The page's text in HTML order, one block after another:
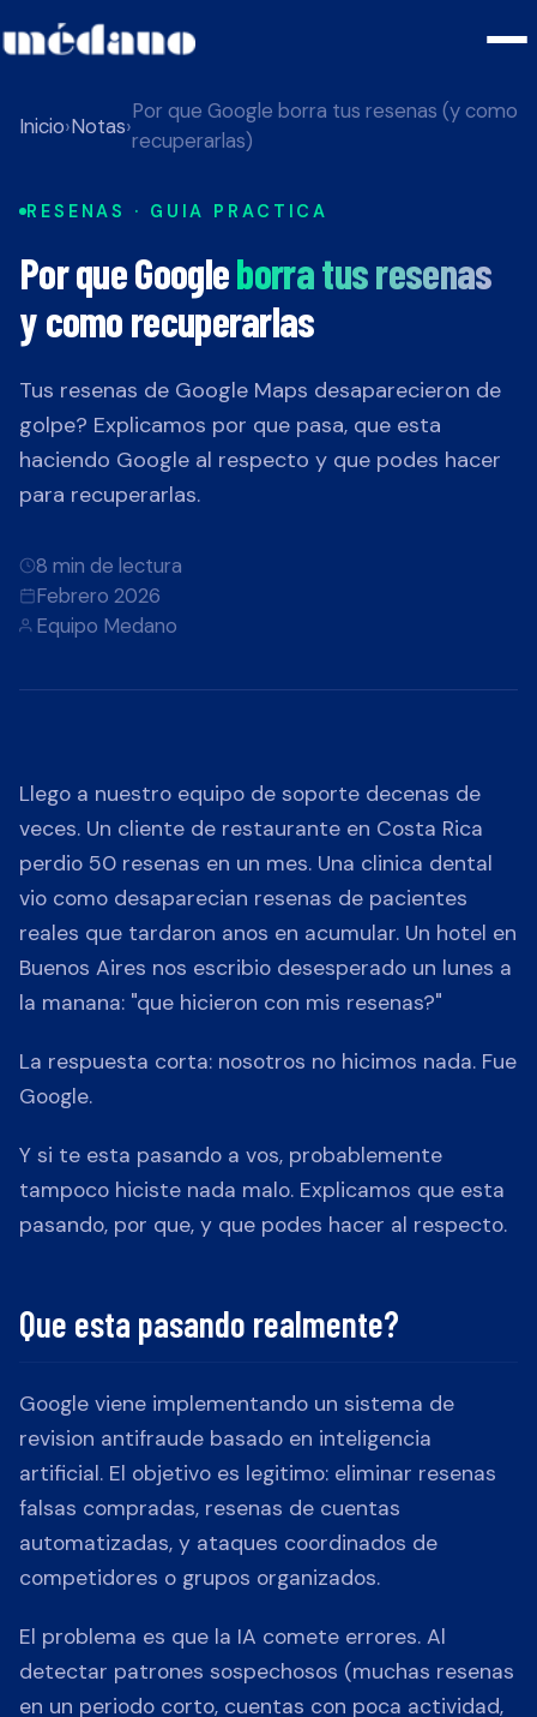
Inicio›Notas›
Por que Google borra tus resenas (y como
recuperarlas)
RESENAS · GUIA PRACTICA
Por que Googleborra tus resenas
y como recuperarlas
Tus resenas de Google Maps desaparecieron de
golpe? Explicamos por que pasa, que esta
haciendo Google al respecto y que podes hacer
para recuperarlas.
8 min de lectura
Febrero 2026
Equipo Medano
Llego a nuestro equipo de soporte decenas de
veces. Un cliente de restaurante en Costa Rica
perdio 50 resenas en un mes. Una clinica dental
vio como desaparecian resenas de pacientes
reales que tardaron anos en acumular. Un hotel en
Buenos Aires nos escribio desesperado un lunes a
la manana: "que hicieron con mis resenas?"
La respuesta corta: nosotros no hicimos nada. Fue
Google.
Y si te esta pasando a vos, probablemente
tampoco hiciste nada malo. Explicamos que esta
pasando, por que, y que podes hacer al respecto.
Que esta pasando realmente?
Google viene implementando un sistema de
revision antifraude basado en inteligencia
artificial. El objetivo es legitimo: eliminar resenas
falsas compradas, resenas de cuentas
automatizadas, y ataques coordinados de
competidores o grupos organizados.
El problema es que la IA comete errores. Al
detectar patrones sospechosos (muchas resenas
en un periodo corto, cuentas con poca actividad,